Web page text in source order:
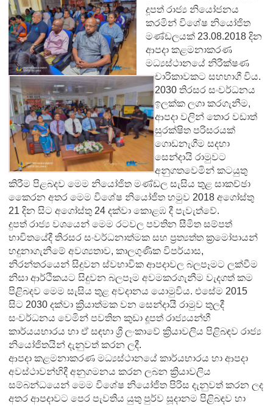
දූපත් රාජ්‍ය නියෝජනය
කරමින් විශේෂ නියෝජිත
මණ්ඩලයක් 23.08.2018 දින
ආපදා කළමනාකරණ
මධ්‍යස්ථානයේ නිරීක්ෂණ
චාරිකාවකට සහභාගී විය.
2030 තිරසර සංවර්ධනය
ඉලක්ක ලගා කරගැනීම,
ආපදා වලින් තොර වඩාත්
සුරක්ෂිත පරිසරයක්
ගොඩනැගීම සදහා
සෙන්දායි රාමුවට
අනුගතවෙමින් කටයුතු
කිරීම පිළබදව මෙම නියෝජිත මණ්ඩල සැසිය තුළ සාකච්ඡා
කෙ‍ෙරන අතර මෙම විශේෂ නියෝජිත හමුව 2018 අගෝස්තු
21 දින සිට අගෝස්තු 24 දක්වා කොළඹ දී පැවැත්වේ.
දුපත් රාජ්‍ය වශයෙන් මෙම රටවල පවතින සීමිත සම්පත්
භාවිතයේදී තිරසර සංවර්ධනාත්මක සහ ප්‍රත්‍යත්ත ක්‍රමෝපායන්
හදුනාගැනීමේ අවශ්‍යතාව, කාලගුණික විපර්යාස,
නිරන්තරයෙන් සිදුවන ස්වභාවික ආපදාවල බලපෑමට ලක්වීම
නිසා ආර්ථිකයට සිදුවන බලපෑම අවමකරගැනීම වැදගත් කම
පිළිබදව මෙම සැසිය තුළ අවදානය යොමුවිය. එසේම 2015
සිට 2030 දක්වා ක්‍රියාත්මක වන සෙන්දායී රාමුව තුලදී
සංවර්ධනය වෙමින් පවතින කුඩා දූපත් රාජ්‍යයන්හී
කාර්යයභාරය හා ඒ සඳහා ශ්‍රී ලංකාවේ ක්‍රියාවලිය පිළිබඳව රාජ්‍ය
නියෝජිතයින් දැනුවත් කරන ලදී.
ආපදා කළමනාකරණ මධ්‍යස්ථානයේ කාර්යභාරය හා ආපදා
අවස්ථාවන්හිදී අනුගමනය කරන ලබන ක්‍රියාවලිය
සම්බන්ධයෙන් මෙම වි‍ශේෂ නියෝජිත පිරිස දැනුවත් කරන ලද
අතර ආපදාවට පෙර පැවතිය යුතු පුර්ව සූදානම පිළිබඳව හා